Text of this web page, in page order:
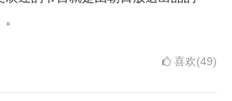
喜欢(49)